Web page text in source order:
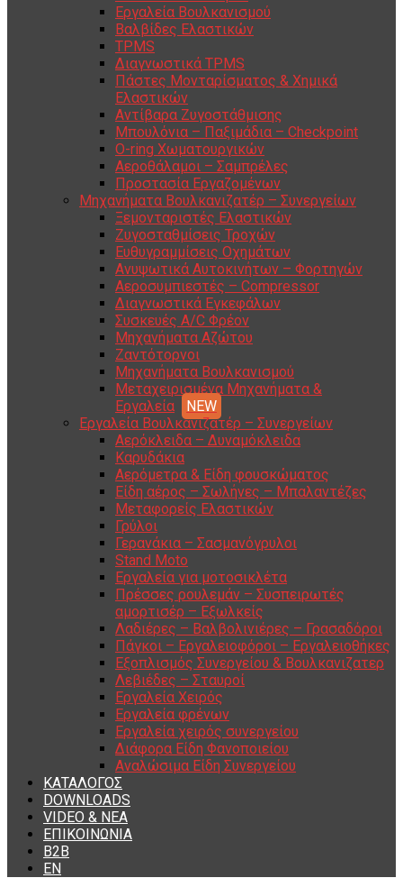
Εργαλεία Βουλκανισμού
Βαλβίδες Ελαστικών
TPMS
Διαγνωστικά TPMS
Πάστες Μονταρίσματος & Χημικά
Ελαστικών
Αντίβαρα Ζυγοστάθμισης
Μπουλόνια – Παξιμάδια – Checkpoint
O-ring Χωματουργικών
Αεροθάλαμοι – Σαμπρέλες
Προστασία Εργαζομένων
Μηχανήματα Βουλκανιζατέρ – Συνεργείων
Ξεμονταριστές Ελαστικών
Ζυγοσταθμίσεις Τροχών
Ευθυγραμμίσεις Οχημάτων
Ανυψωτικά Αυτοκινήτων – Φορτηγών
Αεροσυμπιεστές – Compressor
Διαγνωστικά Εγκεφάλων
Συσκευές A/C Φρέον
Μηχανήματα Αζώτου
Ζαντότορνοι
Μηχανήματα Βουλκανισμού
Μεταχειρισμένα Μηχανήματα &
Εργαλεία
Εργαλεία Βουλκανιζατέρ – Συνεργείων
Αερόκλειδα – Δυναμόκλειδα
Καρυδάκια
Αερόμετρα & Είδη φουσκώματος
Είδη αέρος – Σωλήνες – Μπαλαντέζες
Μεταφορείς Ελαστικών
Γρύλοι
Γερανάκια – Σασμανόγρυλοι
Stand Moto
Εργαλεία για μοτοσικλέτα
Πρέσσες ρουλεμάν – Συσπειρωτές
αμορτισέρ – Εξωλκείς
Λαδιέρες – Βαλβολινιέρες – Γρασαδόροι
Πάγκοι – Εργαλειοφόροι – Εργαλειοθήκες
Εξοπλισμός Συνεργείου & Βουλκανιζατερ
Λεβιέδες – Σταυροί
Εργαλεία Χειρός
Εργαλεία φρένων
Εργαλεία χειρός συνεργείου
Διάφορα Είδη Φανοποιείου
Αναλώσιμα Είδη Συνεργείου
ΚΑΤΑΛΟΓΟΣ
DOWNLOADS
VIDEO & ΝΕΑ
ΕΠΙΚΟΙΝΩΝΙΑ
B2B
ΕΝ